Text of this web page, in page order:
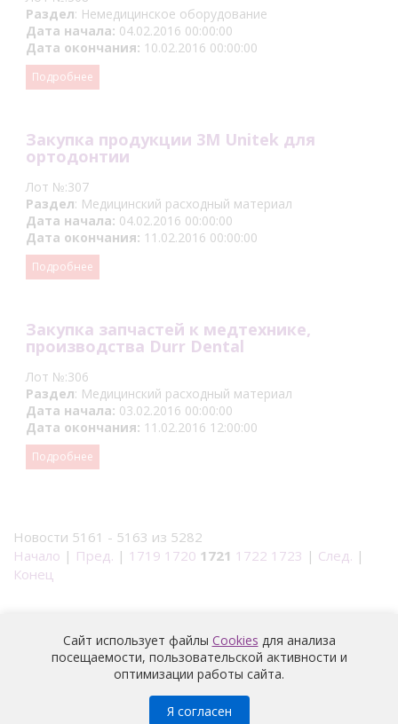
Раздел: Немедицинское оборудование
Дата начала: 04.02.2016 00:00:00
Дата окончания: 10.02.2016 00:00:00
Подробнее
Закупка продукции 3M Unitek для
ортодонтии
Лот №:307
Раздел: Медицинский расходный материал
Дата начала: 04.02.2016 00:00:00
Дата окончания: 11.02.2016 00:00:00
Подробнее
Закупка запчастей к медтехнике,
производства Durr Dental
Лот №:306
Раздел: Медицинский расходный материал
Дата начала: 03.02.2016 00:00:00
Дата окончания: 11.02.2016 12:00:00
Подробнее
Новости 5161 - 5163 из 5282
Начало | Пред. | 1719 1720 1721 1722 1723 | След. |
Конец
© 2026 | Политика конфиденциальности
Сайт использует файлы Cookies для анализа
посещаемости, пользовательской активности и
оптимизации работы сайта.
Я согласен